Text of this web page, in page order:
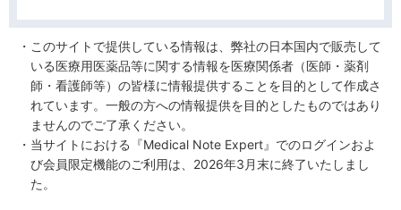
このサイトで提供している情報は、弊社の日本国内で販売して
いる医療用医薬品等に関する情報を医療関係者（医師・薬剤
師・看護師等）の皆様に情報提供することを目的として作成さ
れています。一般の方への情報提供を目的としたものではあり
ませんのでご了承ください。
当サイトにおける『Medical Note Expert』でのログインおよ
び会員限定機能のご利用は、2026年3月末に終了いたしまし
た。